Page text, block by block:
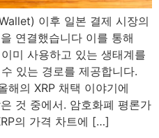
이후 일본 결제 시장의
연결했습니다 이를 통해
미 사용하고 있는 생태계를
있는 경로를 제공합니다.
해의 XRP 채택 이야기에
것 중에서. 암호화폐 평론가
의 가격 차트에 […]